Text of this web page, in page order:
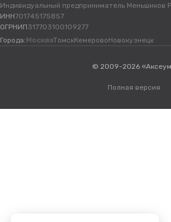
Индивидуальный предприниматель Меньшиков
ИНН701745175857
ОГРНИП317703100109277
Города: МоскваТомскКемеровоНовокузнецк
© 2009-2026
Полная версия